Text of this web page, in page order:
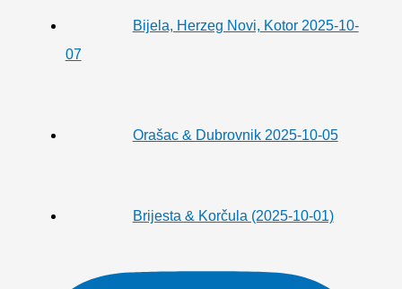
Bijela, Herzeg Novi, Kotor 2025-10-
07
Orašac & Dubrovnik 2025-10-05
Brijesta & Korčula (2025-10-01)